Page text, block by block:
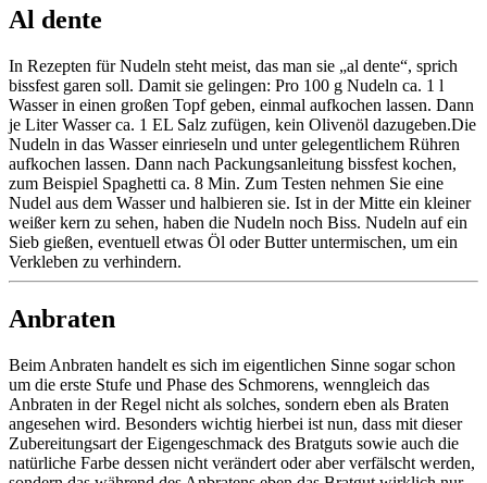
Al dente
In Rezepten für Nudeln steht meist, das man sie „al dente“, sprich
bissfest garen soll. Damit sie gelingen: Pro 100 g Nudeln ca. 1 l
Wasser in einen großen Topf geben, einmal aufkochen lassen. Dann
je Liter Wasser ca. 1 EL Salz zufügen, kein Olivenöl dazugeben.Die
Nudeln in das Wasser einrieseln und unter gelegentlichem Rühren
aufkochen lassen. Dann nach Packungsanleitung bissfest kochen,
zum Beispiel Spaghetti ca. 8 Min. Zum Testen nehmen Sie eine
Nudel aus dem Wasser und halbieren sie. Ist in der Mitte ein kleiner
weißer kern zu sehen, haben die Nudeln noch Biss. Nudeln auf ein
Sieb gießen, eventuell etwas Öl oder Butter untermischen, um ein
Verkleben zu verhindern.
Anbraten
Beim Anbraten handelt es sich im eigentlichen Sinne sogar schon
um die erste Stufe und Phase des Schmorens, wenngleich das
Anbraten in der Regel nicht als solches, sondern eben als Braten
angesehen wird. Besonders wichtig hierbei ist nun, dass mit dieser
Zubereitungsart der Eigengeschmack des Bratguts sowie auch die
natürliche Farbe dessen nicht verändert oder aber verfälscht werden,